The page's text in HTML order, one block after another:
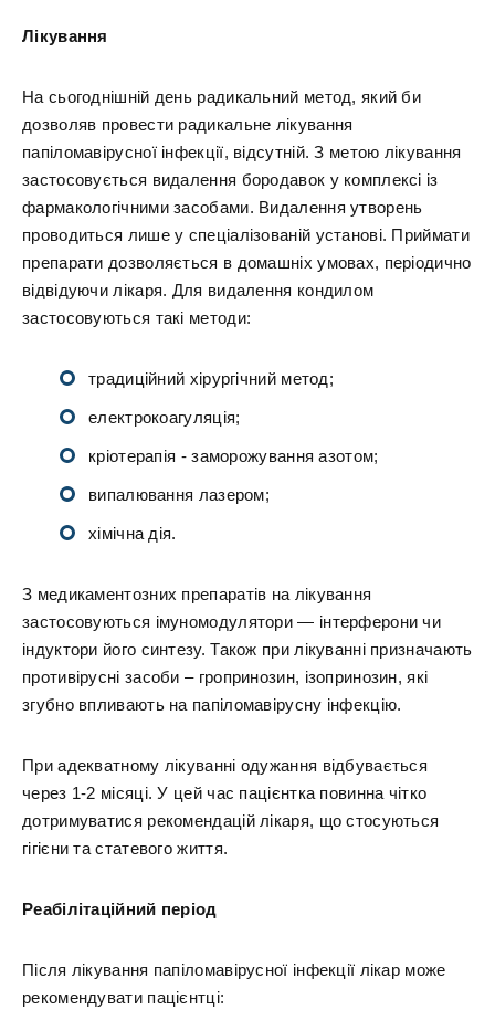
Лікування
На сьогоднішній день радикальний метод, який би
дозволяв провести радикальне лікування
папіломавірусної інфекції, відсутній. З метою лікування
застосовується видалення бородавок у комплексі із
фармакологічними засобами. Видалення утворень
проводиться лише у спеціалізованій установі. Приймати
препарати дозволяється в домашніх умовах, періодично
відвідуючи лікаря. Для видалення кондилом
застосовуються такі методи:
традиційний хірургічний метод;
електрокоагуляція;
кріотерапія - заморожування азотом;
випалювання лазером;
хімічна дія.
З медикаментозних препаратів на лікування
застосовуються імуномодулятори — інтерферони чи
індуктори його синтезу. Також при лікуванні призначають
противірусні засоби – гропринозин, ізопринозин, які
згубно впливають на папіломавірусну інфекцію.
При адекватному лікуванні одужання відбувається
через 1-2 місяці. У цей час пацієнтка повинна чітко
дотримуватися рекомендацій лікаря, що стосуються
гігієни та статевого життя.
Реабілітаційний період
Після лікування папіломавірусної інфекції лікар може
рекомендувати пацієнтці: